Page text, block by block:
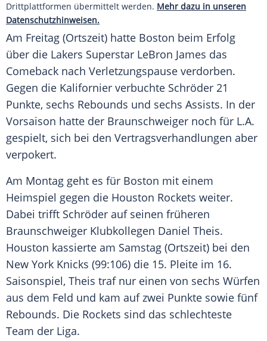
Drittplattformen übermittelt werden. Mehr dazu in unseren
Datenschutzhinweisen.
Am Freitag (Ortszeit) hatte Boston beim Erfolg
über die Lakers Superstar LeBron James das
Comeback nach Verletzungspause verdorben.
Gegen die Kalifornier verbuchte Schröder 21
Punkte, sechs Rebounds und sechs Assists. In der
Vorsaison hatte der Braunschweiger noch für L.A.
gespielt, sich bei den Vertragsverhandlungen aber
verpokert.
Am Montag geht es für Boston mit einem
Heimspiel gegen die Houston Rockets weiter.
Dabei trifft Schröder auf seinen früheren
Braunschweiger Klubkollegen Daniel Theis.
Houston kassierte am Samstag (Ortszeit) bei den
New York Knicks (99:106) die 15. Pleite im 16.
Saisonspiel, Theis traf nur einen von sechs Würfen
aus dem Feld und kam auf zwei Punkte sowie fünf
Rebounds. Die Rockets sind das schlechteste
Team der Liga.